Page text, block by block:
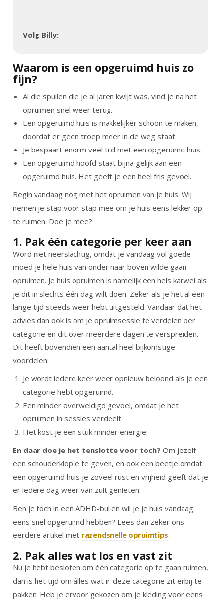
Volg Billy:
Waarom is een opgeruimd huis zo
fijn?
Al die spullen die je al jaren kwijt was, vind je na het
opruimen snel weer terug.
Een opgeruimd huis is makkelijker schoon te maken,
doordat er geen troep meer in de weg staat.
Je bespaart enorm veel tijd met een opgeruimd huis.
Een opgeruimd hoofd staat bijna gelijk aan een
opgeruimd huis. Het geeft je een heel fris gevoel.
Begin vandaag nog met het opruimen van je huis. Wij
nemen je stap voor stap mee om je huis eens lekker op
te ruimen. Doe je mee?
1. Pak één categorie per keer aan
Word niet neerslachtig, omdat je vandaag vol goede
moed je hele huis van onder naar boven wilde gaan
opruimen. Je huis opruimen is namelijk een hels karwei als
je dit in slechts één dag wilt doen. Zeker als je het al een
lange tijd steeds weer hebt uitgesteld. Vandaar dat het
advies dan ook is om je opruimsessie te verdelen per
categorie en dit over meerdere dagen te verspreiden.
Dit heeft bovendien een aantal heel bijkomstige
voordelen:
Je wordt iedere keer weer opnieuw beloond als je een
categorie hebt opgeruimd.
Een minder overweldigd gevoel, omdat je het
opruimen in sessies verdeelt.
Het kost je een stuk minder energie.
En daar doe je het tenslotte voor toch? Om jezelf
een schouderklopje te geven, en ook een beetje omdat
een opgeruimd huis je zoveel rust en vrijheid geeft dat je
er iedere dag weer van zult genieten.
Ben je toch in een ADHD-bui en wil je je huis vandaag
eens snel opgeruimd hebben? Lees dan zeker ons
eerdere artikel met razendsnelle opruimtips.
2. Pak alles wat los en vast zit
Nu je hebt besloten om één categorie op te gaan ruimen,
dan is het tijd om álles wat in deze categorie zit erbij te
pakken. Heb je ervoor gekozen om je kleding voor eens